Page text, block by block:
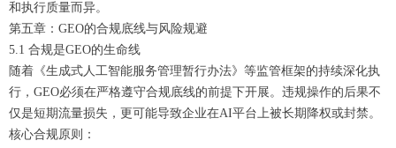
和执行质量而异。
第五章：GEO的合规底线与风险规避
5.1 合规是GEO的生命线
随着《生成式人工智能服务管理暂行办法》等监管框架的持续深化执
行，GEO必须在严格遵守合规底线的前提下开展。违规操作的后果不
仅是短期流量损失，更可能导致企业在AI平台上被长期降权或封禁。
核心合规原则：